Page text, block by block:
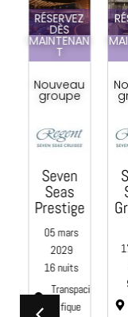
RÉSERVEZ
DÈS
MAINTENAN
T
Nouveau
groupe
Seven
Seas
Prestige
05 mars
2029
16 nuits
Transpaci
fique